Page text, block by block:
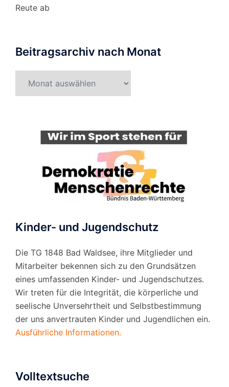
Reute ab
Beitragsarchiv nach Monat
nach
Kinder- und Jugendschutz
Die TG 1848 Bad Waldsee, ihre Mitglieder und
Mitarbeiter bekennen sich zu den Grundsätzen
eines umfassenden Kinder- und Jugendschutzes.
Wir treten für die Integrität, die körperliche und
seelische Unversehrtheit und Selbstbestimmung
der uns anvertrauten Kinder und Jugendlichen ein.
Ausführliche Informationen.
Volltextsuche